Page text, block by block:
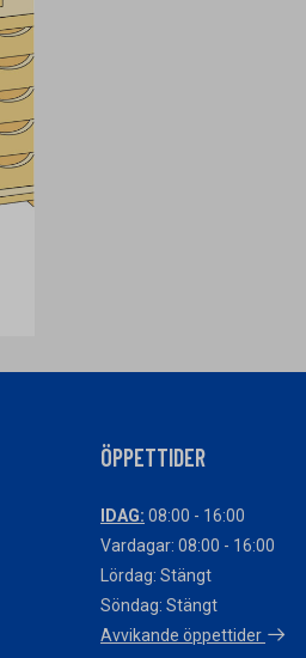
ÖPPETTIDER
IDAG: 08:00 - 16:00
Vardagar: 08:00 - 16:00
Lördag: Stängt
Söndag: Stängt
Avvikande öppettider